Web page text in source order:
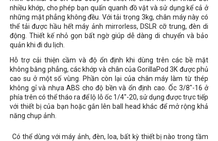
nhiều khớp, cho phép bạn quấn quanh đồ vật và sử dụng kể cả ở
những mặt phẳng không đều. Với tải trọng 3kg, chân máy này có
thể tải được hầu hết máy ảnh mirrorless, DSLR cỡ trung, đèn di
động. Thiết kế nhỏ gọn bất ngờ giúp dễ dàng di chuyển và bảo
quản khi đi du lịch.
Hỗ trợ cải thiện cầm và độ ổn định khi dùng trên các bề mặt
không bằng phẳng, các khớp và chân của GorillaPod 3K được phủ
cao su ở một số vùng. Phần còn lại của chân máy làm từ thép
không gỉ và nhựa ABS cho độ bền và ổn định cao. Ốc 3/8"-16 ở
phía trên có thể tháo ra để lộ lỗ ốc 1/4"-20, sử dụng được trực tiếp
với thiết bị của bạn hoặc gắn lên ball head khác để mở rộng khả
năng chụp ảnh.
Có thể dùng với máy ảnh, đèn, loa, bất kỳ thiết bị nào trong tầm